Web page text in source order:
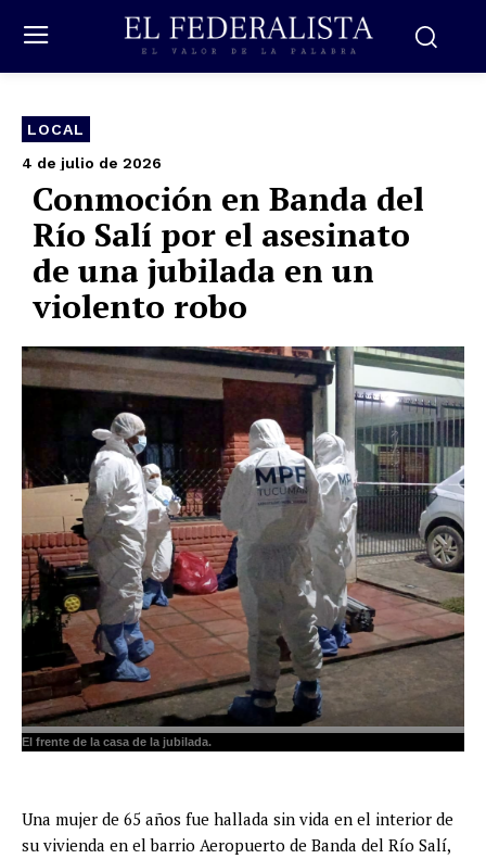
LOCAL
4 de julio de 2026
Conmoción en Banda del
Río Salí por el asesinato
de una jubilada en un
violento robo
El frente de la casa de la jubilada.
Una mujer de 65 años fue hallada sin vida en el interior de
su vivienda en el barrio Aeropuerto de Banda del Río Salí,